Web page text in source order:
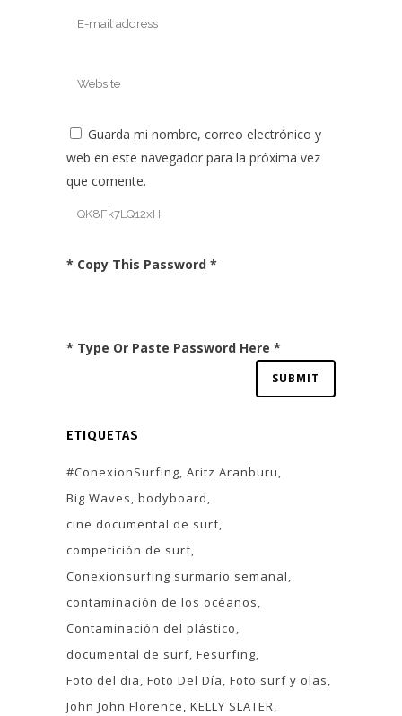
Guarda mi nombre, correo electrónico y
web en este navegador para la próxima vez
que comente.
* Copy This Password *
* Type Or Paste Password Here *
ETIQUETAS
#ConexionSurfing Aritz Aranburu
Big Waves bodyboard
cine documental de surf
competición de surf
Conexionsurfing surmario semanal
contaminación de los océanos
Contaminación del plástico
documental de surf Fesurfing
Foto del dia Foto Del Día Foto surf y olas
John John Florence KELLY SLATER